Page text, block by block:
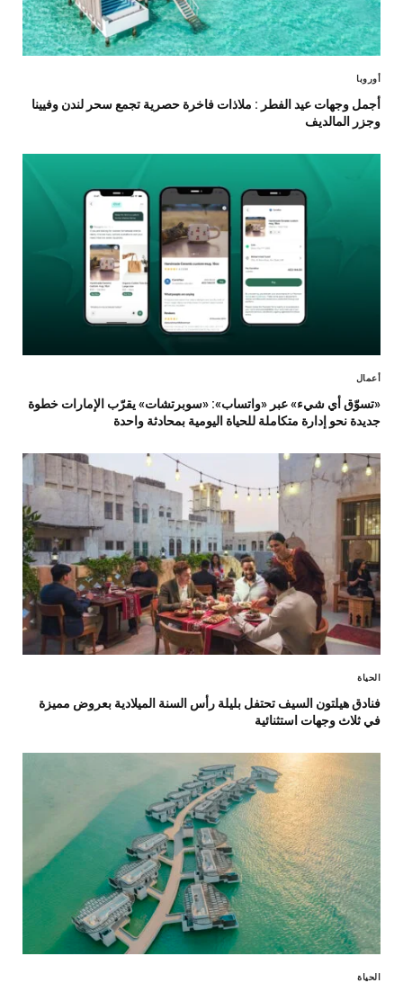
أوروبا
أجمل وجهات عيد الفطر : ملاذات فاخرة حصرية تجمع سحر لندن وفيينا
وجزر المالديف
أعمال
«تسوّق أي شيء» عبر «واتساب»: «سوبرتشات» يقرّب الإمارات خطوة
جديدة نحو إدارة متكاملة للحياة اليومية بمحادثة واحدة
الحياة
فنادق هيلتون السيف تحتفل بليلة رأس السنة الميلادية بعروض مميزة
في ثلاث وجهات استثنائية
الحياة